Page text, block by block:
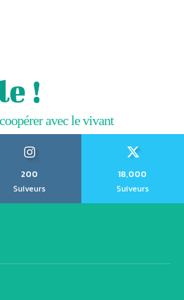
!
avec le vivant
200
Suiveurs
18,000
Suiveurs